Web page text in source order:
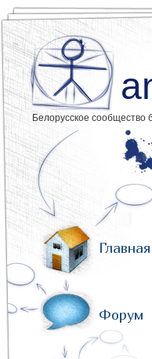
Белорусское сообщество
Главная
Форум